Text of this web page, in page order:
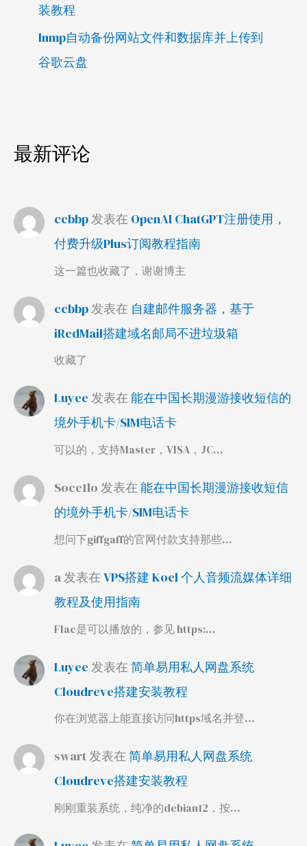
装教程
lnmp自动备份网站文件和数据库并上传到
谷歌云盘
最新评论
ccbbp发表在 OpenAI ChatGPT注册使用，
付费升级Plus订阅教程指南
这一篇也收藏了，谢谢博主
ccbbp发表在 自建邮件服务器，基于
iRedMail搭建域名邮局不进垃圾箱
收藏了
Luyee 发表在能在中国长期漫游接收短信的
境外手机卡/SIM电话卡
可以的，支持Master，VISA，JC…
Soce1lo 发表在能在中国长期漫游接收短信
的境外手机卡/SIM电话卡
想问下giffgaff的官网付款支持那些…
a发表在 VPS搭建 Koel 个人音频流媒体详细
教程及使用指南
Flac是可以播放的，参见 https:…
Luyee 发表在 简单易用私人网盘系统
Cloudreve搭建安装教程
你在浏览器上能直接访问https域名并登…
swart发表在简单易用私人网盘系统
Cloudreve搭建安装教程
刚刚重装系统，纯净的debian12，按…